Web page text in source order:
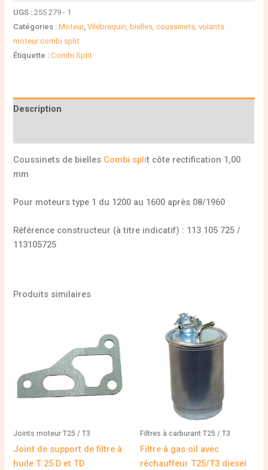
UGS :255 279 - 1
Catégories :Moteur,Vilebrequin, bielles, coussinets, volants
moteur combi split
Étiquette :Combi Split
Description
Coussinets de bielles Combi split côte rectification 1,00
mm
Pour moteurs type 1 du 1200 au 1600 après 08/1960
Référence constructeur (à titre indicatif) : 113 105 725 /
113105725
Produits similaires
Joints moteur T25 / T3
Joint de support de filtre à
huile T 25 D et TD
Filtres à carburant T25 / T3
Filtre à gas oil avec
réchauffeur T25/T3 diesel